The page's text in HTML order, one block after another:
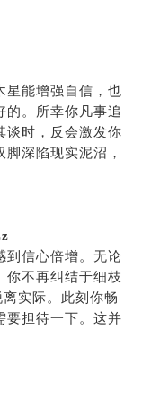
星能增强自信，也
的。所幸你凡事追
谈时，反会激发你
深陷现实泥沼，
到信心倍增。无论
你不再纠结于细枝
实际。此刻你畅
要担待一下。这并